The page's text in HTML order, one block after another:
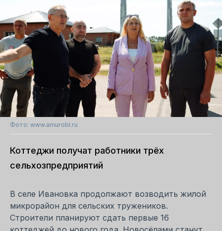
Фото: www.amurobl.ru
Коттеджи получат работники трёх
сельхозпредприятий
В селе Ивановка продолжают возводить жилой
микрорайон для сельских тружеников.
Строители планируют сдать первые 16